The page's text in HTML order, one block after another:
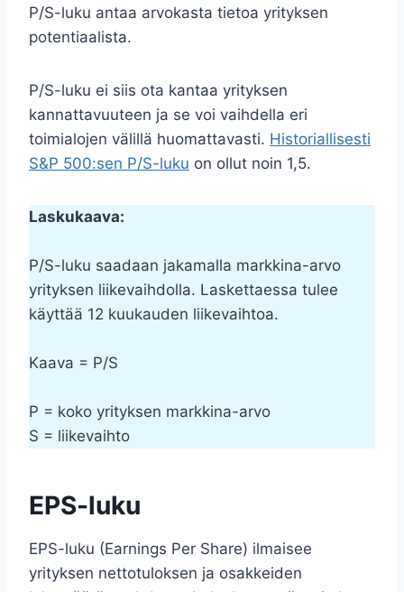
P/S-luku antaa arvokasta tietoa yrityksen
potentiaalista.
P/S-luku ei siis ota kantaa yrityksen
kannattavuuteen ja se voi vaihdella eri
toimialojen välillä huomattavasti. Historiallisesti
S&P 500:sen P/S-luku on ollut noin 1,5.
Laskukaava:
P/S-luku saadaan jakamalla markkina-arvo
yrityksen liikevaihdolla. Laskettaessa tulee
käyttää 12 kuukauden liikevaihtoa.
Kaava = P/S
P = koko yrityksen markkina-arvo
S = liikevaihto
EPS-luku
EPS-luku (Earnings Per Share) ilmaisee
yrityksen nettotuloksen ja osakkeiden